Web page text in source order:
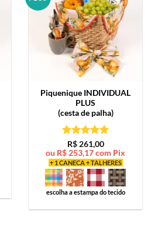
Piquenique INDIVIDUAL
PLUS
(cesta de palha)
Avaliação5
de 5
R$261,00
ou R$ 253,17com Pix
+ 1 CANECA + TALHERES
escolha a estampa do tecido